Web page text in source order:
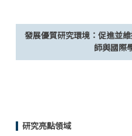
發展優質研究環境：促進並
師與國際
研究亮點領域